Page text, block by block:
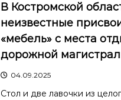
В Костромской
неизвестные
«мебель» с места
дорожной
04.09.2025
Стол и две лавочки из